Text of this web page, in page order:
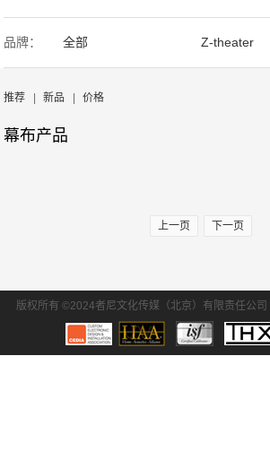
声学产品 智能产品
周边产品
3000-9999 1万-5万
5万-15万
30万-50万
品牌： 全部 Z-theater
Screen Excellence
推荐 | 新品 | 价格
幕布产品
上一页 下一页
版权所有 ©2024者尼文化传媒（北京）有限责任公司